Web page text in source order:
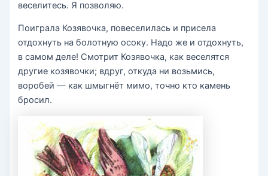
веселитесь. Я позволяю.
Поиграла Козявочка, повеселилась и присела
отдохнуть на болотную осоку. Надо же и отдохнуть,
в самом деле! Смотрит Козявочка, как веселятся
другие козявочки; вдруг, откуда ни возьмись,
воробей — как шмыгнёт мимо, точно кто камень
бросил.